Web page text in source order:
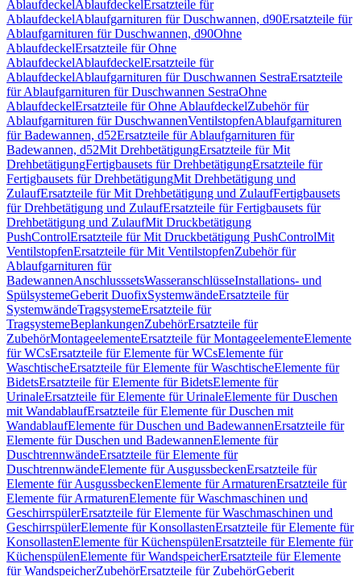
AblaufdeckelAblaufdeckelErsatzteile für
AblaufdeckelAblaufgarnituren für Duschwannen, d90Ersatzteile für
Ablaufgarnituren für Duschwannen, d90Ohne
AblaufdeckelErsatzteile für Ohne
AblaufdeckelAblaufdeckelErsatzteile für
AblaufdeckelAblaufgarnituren für Duschwannen SestraErsatzteile
für Ablaufgarnituren für Duschwannen SestraOhne
AblaufdeckelErsatzteile für Ohne AblaufdeckelZubehör für
Ablaufgarnituren für DuschwannenVentilstopfenAblaufgarnituren
für Badewannen, d52Ersatzteile für Ablaufgarnituren für
Badewannen, d52Mit DrehbetätigungErsatzteile für Mit
DrehbetätigungFertigbausets für DrehbetätigungErsatzteile für
Fertigbausets für DrehbetätigungMit Drehbetätigung und
ZulaufErsatzteile für Mit Drehbetätigung und ZulaufFertigbausets
für Drehbetätigung und ZulaufErsatzteile für Fertigbausets für
Drehbetätigung und ZulaufMit Druckbetätigung
PushControlErsatzteile für Mit Druckbetätigung PushControlMit
VentilstopfenErsatzteile für Mit VentilstopfenZubehör für
Ablaufgarnituren für
BadewannenAnschlusssetsWasseranschlüsseInstallations- und
SpülsystemeGeberit DuofixSystemwändeErsatzteile für
SystemwändeTragsystemeErsatzteile für
TragsystemeBeplankungenZubehörErsatzteile für
ZubehörMontageelementeErsatzteile für MontageelementeElemente
für WCsErsatzteile für Elemente für WCsElemente für
WaschtischeErsatzteile für Elemente für WaschtischeElemente für
BidetsErsatzteile für Elemente für BidetsElemente für
UrinaleErsatzteile für Elemente für UrinaleElemente für Duschen
mit WandablaufErsatzteile für Elemente für Duschen mit
WandablaufElemente für Duschen und BadewannenErsatzteile für
Elemente für Duschen und BadewannenElemente für
DuschtrennwändeErsatzteile für Elemente für
DuschtrennwändeElemente für AusgussbeckenErsatzteile für
Elemente für AusgussbeckenElemente für ArmaturenErsatzteile für
Elemente für ArmaturenElemente für Waschmaschinen und
GeschirrspülerErsatzteile für Elemente für Waschmaschinen und
GeschirrspülerElemente für KonsollastenErsatzteile für Elemente für
KonsollastenElemente für KüchenspülenErsatzteile für Elemente für
KüchenspülenElemente für WandspeicherErsatzteile für Elemente
für WandspeicherZubehörErsatzteile für ZubehörGeberit